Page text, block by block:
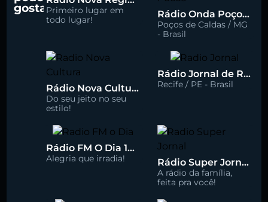
gostarPrimeiro lugar em
todo lugar!
Rádio Onda Poços 96.7 FM
Poços de Caldas / MG
- Brasil
Rádio Nova Cultura 93.1 FM
Do seu jeito no seu
estilo!
Rádio Jornal de Recife 90.3 FM
Recife / PE - Brasil
Rádio FM O Dia 100.5
Alegria que irradia! Rádio Super Jornal 105.7 FM
A rádio da família,
feita pra você!